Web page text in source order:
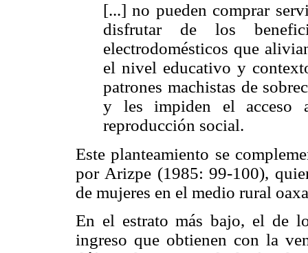
[...] no pueden comprar
disfrutar de los
electrodomésticos que
el nivel educativo y
patrones machistas de
y les impiden el acceso
reproducción social.
Este planteamiento se
por Arizpe (1985: 99-100),
de mujeres en el medio rural
En el estrato más bajo, el de
ingreso que obtienen con la